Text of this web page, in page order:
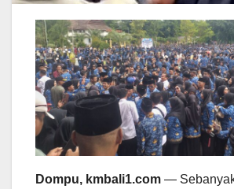
Dompu, kmbali1.com —